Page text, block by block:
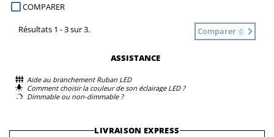
COMPARER
Comparer 0
Résultats 1 - 3 sur 3.
ASSISTANCE
Aide au branchement Ruban LED
Comment choisir la couleur de son éclairage LED ?
Dimmable ou non-dimmable ?
LIVRAISON EXPRESS